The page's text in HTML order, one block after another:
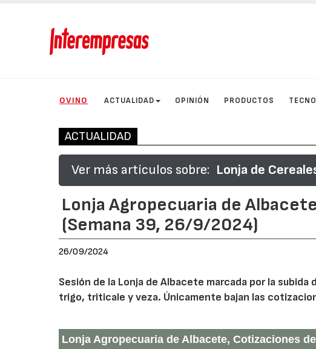
OVINO ACTUALIDAD OPINIÓN PRODUCTOS
ACTUALIDAD
Ver más artículos sobre: Lonja de
Lonja Agropecuaria de
(Semana 39, 26/9/2024)
26/09/2024
Sesión de la Lonja de Albacete marcada por la
trigo, triticale y veza. Únicamente bajan las
Lonja Agropecuaria de Albacete, Cotizaciones